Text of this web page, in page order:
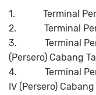
1.
Terminal
2.
Terminal
3.
Terminal
(Persero) Cabang
4.
Terminal
IV (Persero)